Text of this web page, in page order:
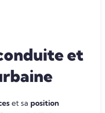
et
et sa position